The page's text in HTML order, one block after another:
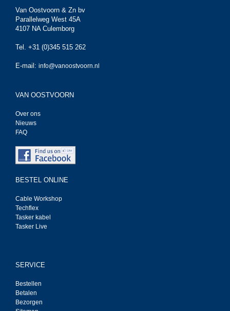
Van Oostvoorn & Zn bv
Parallelweg West 45A
4107 NA Culemborg
Tel. +31 (0)345 515 262
E-mail: info@vanoostvoorn.nl
VAN OOSTVOORN
Over ons
Nieuws
FAQ
BESTEL ONLINE
Cable Workshop
Techflex
Tasker kabel
Tasker Live
SERVICE
Bestellen
Betalen
Bezorgen